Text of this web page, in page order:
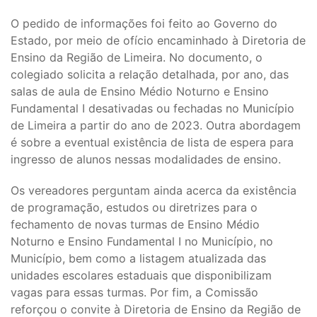
O pedido de informações foi feito ao Governo do
Estado, por meio de ofício encaminhado à Diretoria de
Ensino da Região de Limeira. No documento, o
colegiado solicita a relação detalhada, por ano, das
salas de aula de Ensino Médio Noturno e Ensino
Fundamental I desativadas ou fechadas no Município
de Limeira a partir do ano de 2023. Outra abordagem
é sobre a eventual existência de lista de espera para
ingresso de alunos nessas modalidades de ensino.
Os vereadores perguntam ainda acerca da existência
de programação, estudos ou diretrizes para o
fechamento de novas turmas de Ensino Médio
Noturno e Ensino Fundamental I no Município, no
Município, bem como a listagem atualizada das
unidades escolares estaduais que disponibilizam
vagas para essas turmas. Por fim, a Comissão
reforçou o convite à Diretoria de Ensino da Região de